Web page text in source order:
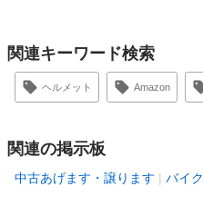
関連キーワード検索
ヘルメット Amazon
関連の掲示板
中古あげます・譲ります バイク